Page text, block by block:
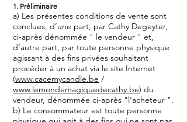
1. Préliminaire
a) Les présentes conditions de vente sont
conclues, d’une part, par Cathy Degeyter,
ci-après dénommée " le vendeur " et,
d’autre part, par toute personne physique
agissant à des fins privées souhaitant
procéder à un achat via le site Internet
(www.cacemycandle.be /
www.lemondemagiquedecathy.be) du
vendeur, dénommée ci-après "l’acheteur ".
b) Le consommateur est toute personne